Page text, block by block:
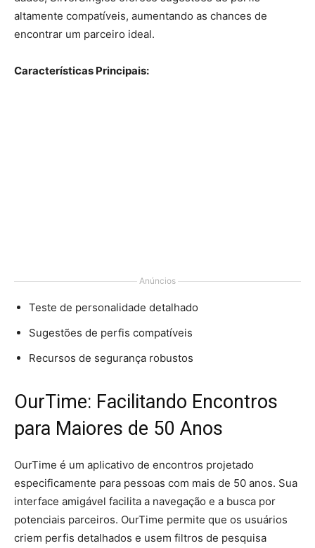
altamente compatíveis, aumentando as chances de
encontrar um parceiro ideal.
Características Principais:
Anúncios
Teste de personalidade detalhado
Sugestões de perfis compatíveis
Recursos de segurança robustos
OurTime: Facilitando Encontros
para Maiores de 50 Anos
OurTime é um aplicativo de encontros projetado
especificamente para pessoas com mais de 50 anos. Sua
interface amigável facilita a navegação e a busca por
potenciais parceiros. OurTime permite que os usuários
criem perfis detalhados e usem filtros de pesquisa